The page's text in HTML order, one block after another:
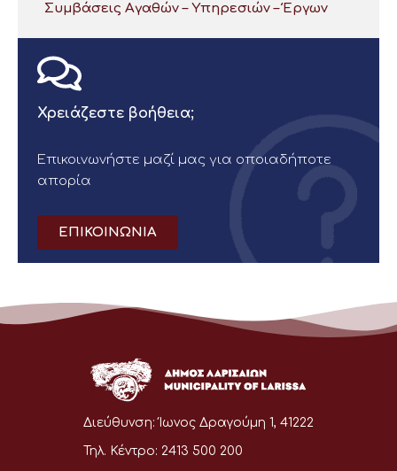
Συμβάσεις Αγαθών – Υπηρεσιών – Έργων
Χρειάζεστε βοήθεια;
Επικοινωνήστε μαζί μας για οποιαδήποτε
απορία
ΕΠΙΚΟΙΝΩΝΙΑ
Διεύθυνση: Ίωνος Δραγούμη 1, 41222
Τηλ. Κέντρο: 2413 500 200